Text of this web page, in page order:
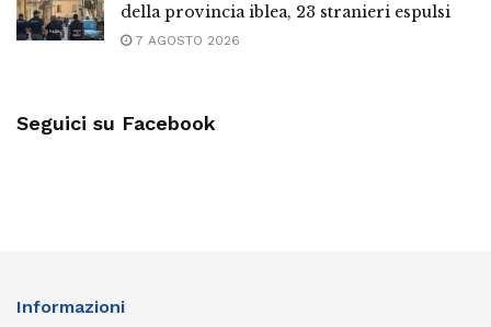
della provincia iblea, 23 stranieri espulsi
7 AGOSTO 2026
Seguici su Facebook
Informazioni